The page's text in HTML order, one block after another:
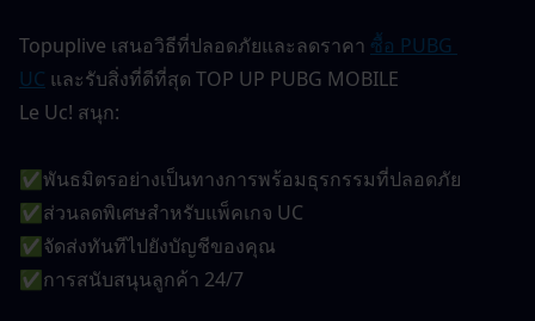
Topuplive เสนอวิธีที่ปลอดภัยและลดราคา ซื้อ PUBG
UC และรับสิ่งที่ดีที่สุด TOP UP PUBG MOBILE
Le Uc! สนุก:
✅พันธมิตรอย่างเป็นทางการพร้อมธุรกรรมที่ปลอดภัย
✅ส่วนลดพิเศษสำหรับแพ็คเกจ UC
✅จัดส่งทันทีไปยังบัญชีของคุณ
✅การสนับสนุนลูกค้า 24/7